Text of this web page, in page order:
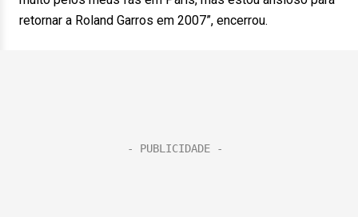
retornar a Roland Garros em 2007”, encerrou.